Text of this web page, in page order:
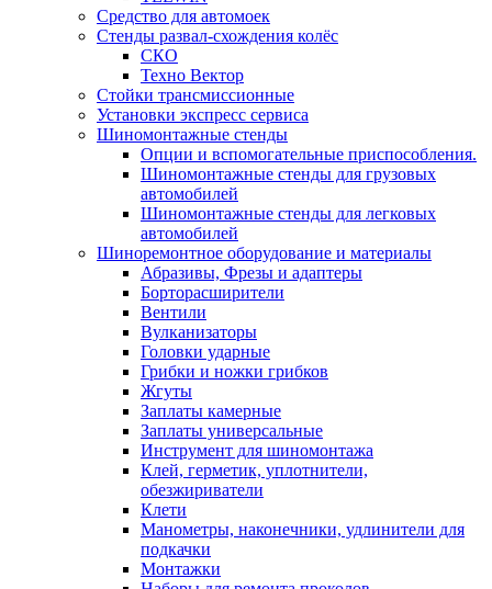
Средство для автомоек
Стенды развал-схождения колёс
СКО
Техно Вектор
Стойки трансмиссионные
Установки экспресс сервиса
Шиномонтажные стенды
Опции и вспомогательные приспособления.
Шиномонтажные стенды для грузовых
автомобилей
Шиномонтажные стенды для легковых
автомобилей
Шиноремонтное оборудование и материалы
Абразивы, Фрезы и адаптеры
Борторасширители
Вентили
Вулканизаторы
Головки ударные
Грибки и ножки грибков
Жгуты
Заплаты камерные
Заплаты универсальные
Инструмент для шиномонтажа
Клей, герметик, уплотнители,
обезжириватели
Клети
Манометры, наконечники, удлинители для
подкачки
Монтажки